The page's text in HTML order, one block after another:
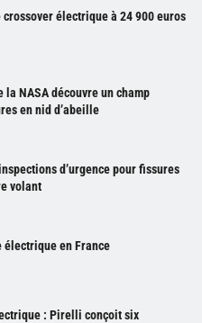
électrique à 24 900 euros
NASA découvre un champ
en nid d’abeille
d’urgence pour fissures
volant
électrique en France
: Pirelli conçoit six